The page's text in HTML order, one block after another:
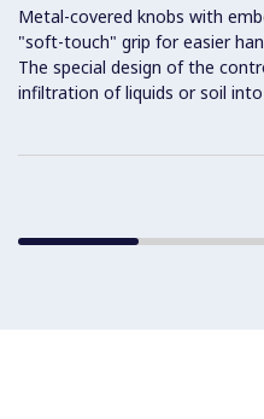
Metal-covered knobs with
"soft-touch" grip for easier
The special design of the
infiltration of liquids or soil